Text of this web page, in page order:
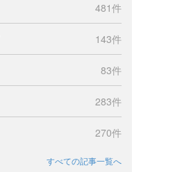
481件
143件
83件
283件
270件
すべての記事一覧へ